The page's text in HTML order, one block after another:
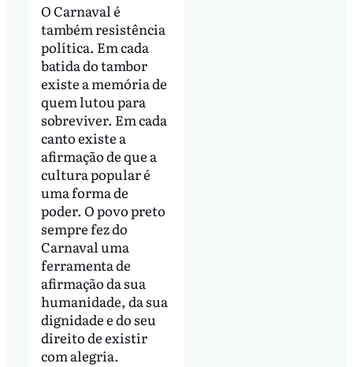
O Carnaval é
também resistência
política. Em cada
batida do tambor
existe a memória de
quem lutou para
sobreviver. Em cada
canto existe a
afirmação de que a
cultura popular é
uma forma de
poder. O povo preto
sempre fez do
Carnaval uma
ferramenta de
afirmação da sua
humanidade, da sua
dignidade e do seu
direito de existir
com alegria.